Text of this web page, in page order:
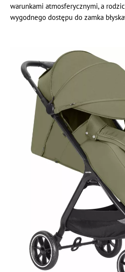
warunkami atmosferycznymi, a
wygodnego dostępu do zamka